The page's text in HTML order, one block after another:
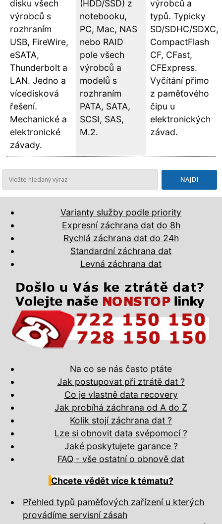
disku všech
výrobců s
rozhraním
USB, FireWire,
eSATA,
Thunderbolt a
LAN. Jedno a
vícedisková
řešení.
Mechanické a
elektronické
závady.
(HDD/SSD) z
notebooku,
PC, Mac, NAS
nebo RAID
pole všech
výrobců a
modelů s
rozhraním
PATA, SATA,
SCSI, SAS,
M.2.
výrobců a
typů. Typicky
SD/SDHC/SDXC,
CompactFlash
CF, CFast,
CFExpress.
Vyčítání přímo
z paměťového
čipu u
elektronických
závad.
Varianty služby podle priority
Expresní záchrana dat do 8h
Rychlá záchrana dat do 24h
Standardní záchrana dat
Levná záchrana dat
Na co se nás často ptáte
Jak postupovat při ztrátě dat ?
Co je vlastně data recovery
Jak probíhá záchrana od A do Z
Kolik stojí záchrana dat ?
Lze si obnovit data svépomocí ?
Jaké poskytujete garance ?
FAQ - vše ostatní o obnově dat
Chcete vědět více k tématu?
Přehled typů paměťových zařízení u kterých
provádíme servisní zásah